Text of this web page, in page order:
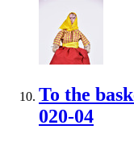
To the
020-04